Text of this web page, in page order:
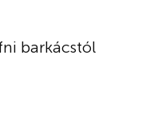
barkácstól